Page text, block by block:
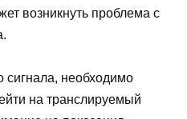
возникнуть проблема с
сигнала, необходимо
на транслируемый